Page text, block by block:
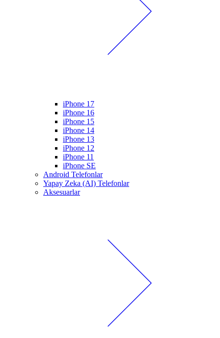
iPhone 17
iPhone 16
iPhone 15
iPhone 14
iPhone 13
iPhone 12
iPhone 11
iPhone SE
Android Telefonlar
Yapay Zeka (AI) Telefonlar
Aksesuarlar